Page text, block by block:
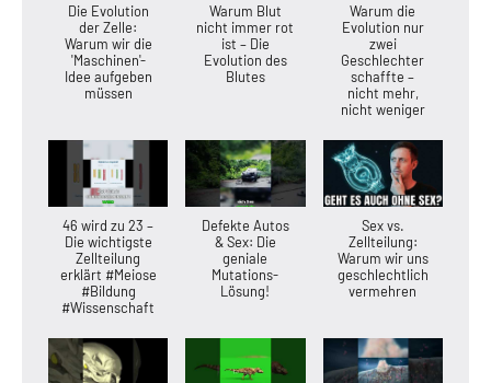
Die Evolution
der Zelle:
Warum wir die
'Maschinen'-
Idee aufgeben
müssen
Warum Blut
nicht immer rot
ist – Die
Evolution des
Blutes
Warum die
Evolution nur
zwei
Geschlechter
schaffte –
nicht mehr,
nicht weniger
46 wird zu 23 –
Die wichtigste
Zellteilung
erklärt #Meiose
#Bildung
#Wissenschaft
Defekte Autos
& Sex: Die
geniale
Mutations-
Lösung!
Sex vs.
Zellteilung:
Warum wir uns
geschlechtlich
vermehren